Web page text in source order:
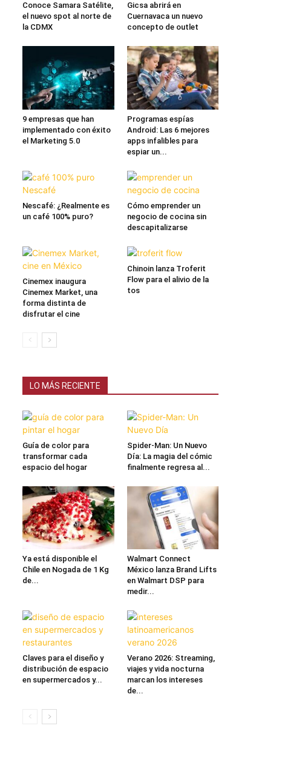
Conoce Samara Satélite,
el nuevo spot al norte de
la CDMX
Gicsa abrirá en
Cuernavaca un nuevo
concepto de outlet
9 empresas que han
implementado con éxito
el Marketing 5.0
Programas espías
Android: Las 6 mejores
apps infalibles para
espiar un...
Nescafé: ¿Realmente es
un café 100% puro?
Cómo emprender un
negocio de cocina sin
descapitalizarse
Cinemex inaugura
Cinemex Market, una
forma distinta de
disfrutar el cine
Chinoin lanza Troferit
Flow para el alivio de la
tos
LO MÁS RECIENTE
Guía de color para
transformar cada
espacio del hogar
Spider-Man: Un Nuevo
Día: La magia del cómic
finalmente regresa al...
Ya está disponible el
Chile en Nogada de 1 Kg
de...
Walmart Connect
México lanza Brand Lifts
en Walmart DSP para
medir...
Claves para el diseño y
distribución de espacio
en supermercados y...
Verano 2026: Streaming,
viajes y vida nocturna
marcan los intereses
de...